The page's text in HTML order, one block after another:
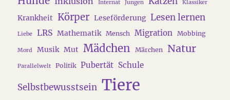
Internat Jungen Klassiker
Krankheit Körper Leseförderung Lesen lernen
Liebe LRS Mathematik Mensch Migration Mobbing
Mord Musik Mut Mädchen Märchen Natur
Parallelwelt Politik Pubertät Schule
Selbstbewusstsein Tiere